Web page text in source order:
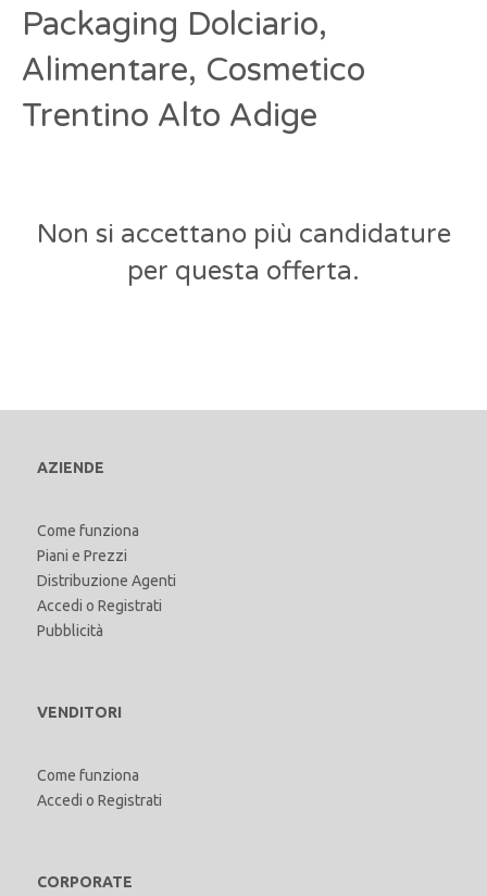
Packaging Dolciario,
Alimentare, Cosmetico
Trentino Alto Adige
Non si accettano più candidature
per questa offerta.
AZIENDE
Come funziona
Piani e Prezzi
Distribuzione Agenti
Accedi o Registrati
Pubblicità
VENDITORI
Come funziona
Accedi o Registrati
CORPORATE